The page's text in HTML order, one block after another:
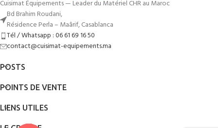
Cuisimat Équipements — Leader du Matériel CHR au Maroc
Bd Brahim Roudani,
Résidence Perla – Maârif, Casablanca
Tél / Whatsapp : 06 61 69 16 50
contact@cuisimat-equipements.ma
POSTS
POINTS DE VENTE
LIENS UTILES